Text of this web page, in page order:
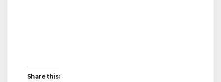
Share this: